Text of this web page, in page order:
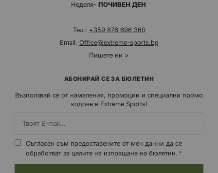
Неделя- ПОЧИВЕН ДЕН
Тел.: +359 876 696 360
Email: Office@extreme-sports.bg
Пишете ни >
АБОНИРАЙ СЕ ЗА БЮЛЕТИН
Възползвай се от намаления, промоции и специални промо
кодове в Extreme Sports!
Съгласен съм предоставените от мен данни да се
обработват за целите на изпращане на бюлетин.